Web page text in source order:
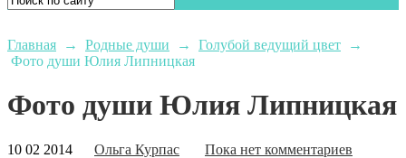
Главная → Родные души → Голубой ведущий цвет →
Фото души Юлия Липницкая
Фото души Юлия Липницкая
10 02 2014 Ольга Курпас Пока нет комментариев